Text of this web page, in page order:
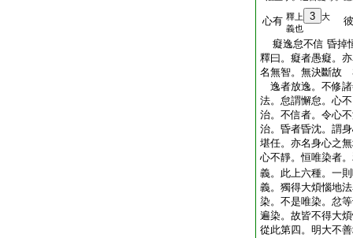
心有 釋上 3
大
義也
彼
癡逸怠不信 昏掉
釋曰。癡者愚癡。
名無智。無決斷故
逸者放逸。不修
法。怠謂懈怠。心
治。不信者。令心
治。昏者昏沈。謂
堪任。亦名身心之
心不靜。恒唯染者
義。此上六種。一
義。獨得大煩惱地
染。不是唯染。忿
遍染。故皆不得大
從此第四。明大不